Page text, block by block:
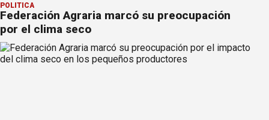
POLÍTICA
Federación Agraria marcó su preocupación
por el clima seco